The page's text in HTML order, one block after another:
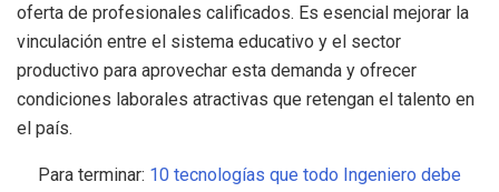
oferta de profesionales calificados. Es esencial mejorar la
vinculación entre el sistema educativo y el sector
productivo para aprovechar esta demanda y ofrecer
condiciones laborales atractivas que retengan el talento en
el país.
Para terminar: 10 tecnologías que todo Ingeniero debe